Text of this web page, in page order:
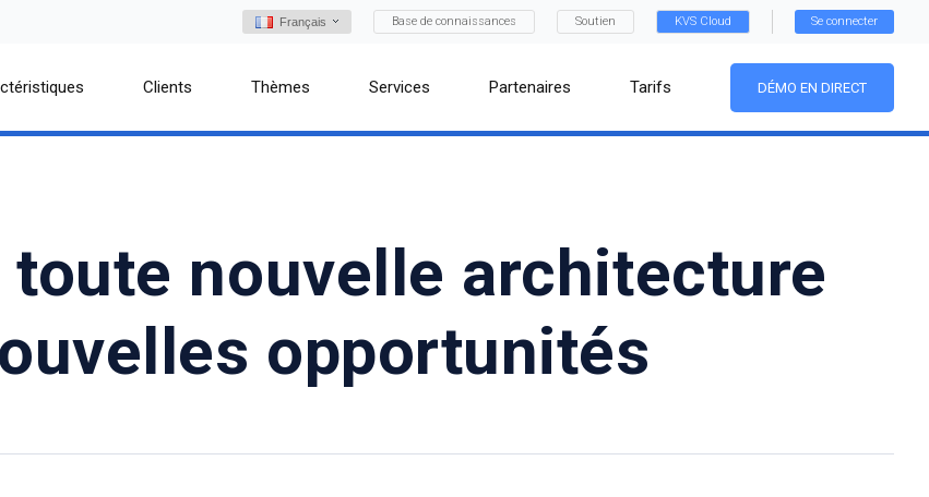
Français Base de connaissances Soutien KVS Cloud Se connecter
Clients Thèmes Services Partenaires Tarifs DÉMO EN DIRECT
toute nouvelle architecture
opportunités